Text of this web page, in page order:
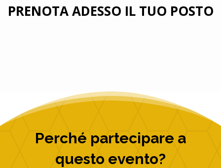
PRENOTA ADESSO IL TUO POSTO
Perché partecipare a
questo evento?